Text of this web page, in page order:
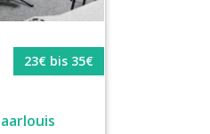
23€ bis 35€